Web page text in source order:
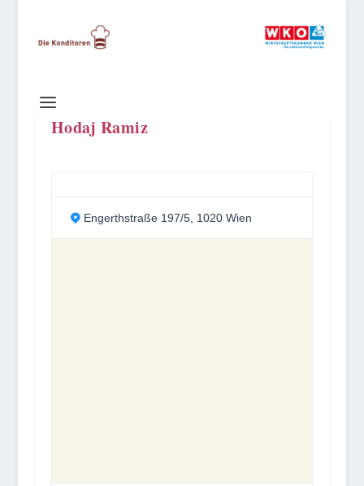
Hodaj Ramiz
Engerthstraße 197/5, 1020 Wien